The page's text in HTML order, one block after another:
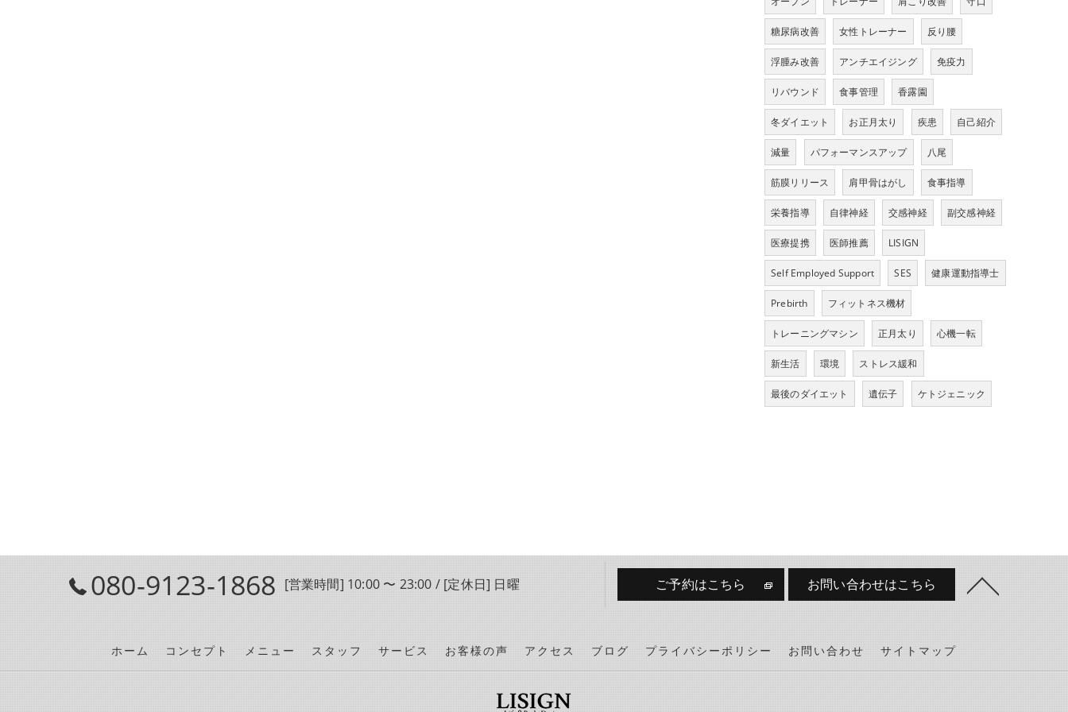
糖尿病改善 女性トレーナー 反り腰
浮腫み改善 アンチエイジング 免疫力
リバウンド 食事管理 香露園
冬ダイエット お正月太り 疾患 自己紹介
減量 パフォーマンスアップ 八尾
筋膜リリース 肩甲骨はがし 食事指導
栄養指導 自律神経 交感神経 副交感神経
医療提携 医師推薦 LISIGN
Self Employed Support SES 健康運動指導士
Prebirth フィットネス機材
トレーニングマシン 正月太り 心機一転
新生活 環境 ストレス緩和
最後のダイエット 遺伝子 ケトジェニック
080-9123-1868 [営業時間] 10:00 〜 23:00 / [定休日] 日曜 ご予約はこちら お問い合わせはこちら
ホーム コンセプト メニュー スタッフ サービス お客様の声 アクセス ブログ プライバシーポリシー お問い合わせ サイトマップ